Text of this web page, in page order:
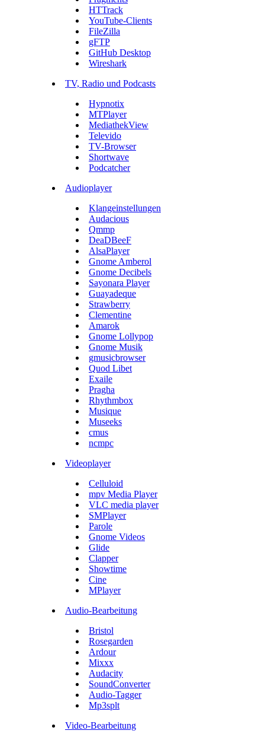
HTTrack
YouTube-Clients
FileZilla
gFTP
GitHub Desktop
Wireshark
TV, Radio und Podcasts
Hypnotix
MTPlayer
MediathekView
Televido
TV-Browser
Shortwave
Podcatcher
Audioplayer
Klangeinstellungen
Audacious
Qmmp
DeaDBeeF
AlsaPlayer
Gnome Amberol
Gnome Decibels
Sayonara Player
Guayadeque
Strawberry
Clementine
Amarok
Gnome Lollypop
Gnome Musik
gmusicbrowser
Quod Libet
Exaile
Pragha
Rhythmbox
Musique
Museeks
cmus
ncmpc
Videoplayer
Celluloid
mpv Media Player
VLC media player
SMPlayer
Parole
Gnome Videos
Glide
Clapper
Showtime
Cine
MPlayer
Audio-Bearbeitung
Bristol
Rosegarden
Ardour
Mixxx
Audacity
SoundConverter
Audio-Tagger
Mp3splt
Video-Bearbeitung